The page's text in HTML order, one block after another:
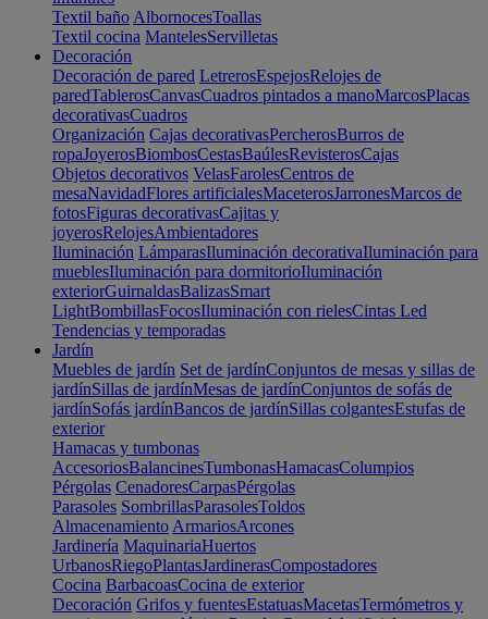
Textil baño AlbornocesToallas
Textil cocina MantelesServilletas
Decoración
Decoración de pared LetrerosEspejosRelojes de
paredTablerosCanvasCuadros pintados a manoMarcosPlacas
decorativasCuadros
Organización Cajas decorativasPercherosBurros de
ropaJoyerosBiombosCestasBaúlesRevisterosCajas
Objetos decorativos VelasFarolesCentros de
mesaNavidadFlores artificialesMaceterosJarronesMarcos de
fotosFiguras decorativasCajitas y
joyerosRelojesAmbientadores
Iluminación LámparasIluminación decorativaIluminación para
mueblesIluminación para dormitorioIluminación
exteriorGuirnaldasBalizasSmart
LightBombillasFocosIluminación con rielesCintas Led
Tendencias y temporadas
Jardín
Muebles de jardín Set de jardínConjuntos de mesas y sillas de
jardínSillas de jardínMesas de jardínConjuntos de sofás de
jardínSofás jardínBancos de jardínSillas colgantesEstufas de
exterior
Hamacas y tumbonas
AccesoriosBalancinesTumbonasHamacasColumpios
Pérgolas CenadoresCarpasPérgolas
Parasoles SombrillasParasolesToldos
Almacenamiento ArmariosArcones
Jardinería MaquinariaHuertos
UrbanosRiegoPlantasJardinerasCompostadores
Cocina BarbacoasCocina de exterior
Decoración Grifos y fuentesEstatuasMacetasTermómetros y